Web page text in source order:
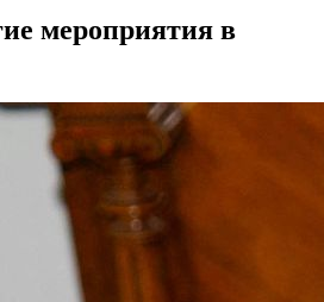
мероприятия в